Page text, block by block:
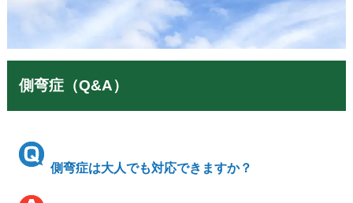
側弯症（Q&A）
側弯症は大人でも対応できますか？